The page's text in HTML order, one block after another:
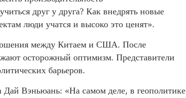
друг у друга? Как внедрять новые
люди учатся и высоко это ценят».
между Китаем и США. После
осторожный оптимизм. Представители
барьеров.
Дай Вэньюань: «На самом деле, в геополитике